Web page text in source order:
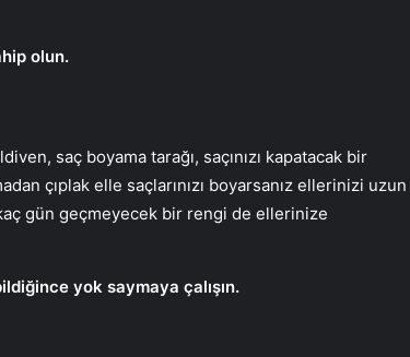
olun.
saç boyama tarağı, saçınızı kapatacak bir
çıplak elle saçlarınızı boyarsanız ellerinizi uzun
gün geçmeyecek bir rengi de ellerinize
yok saymaya çalışın.